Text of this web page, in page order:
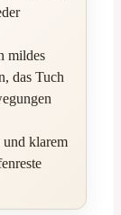
mildes
das Tuch
und klarem